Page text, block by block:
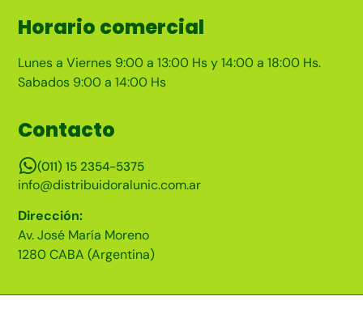
Horario comercial
Lunes a Viernes 9:00 a 13:00 Hs y 14:00 a 18:00 Hs.
Sabados 9:00 a 14:00 Hs
Contacto
(011) 15 2354-5375
info@distribuidoralunic.com.ar
Dirección:
Av. José María Moreno
1280 CABA (Argentina)